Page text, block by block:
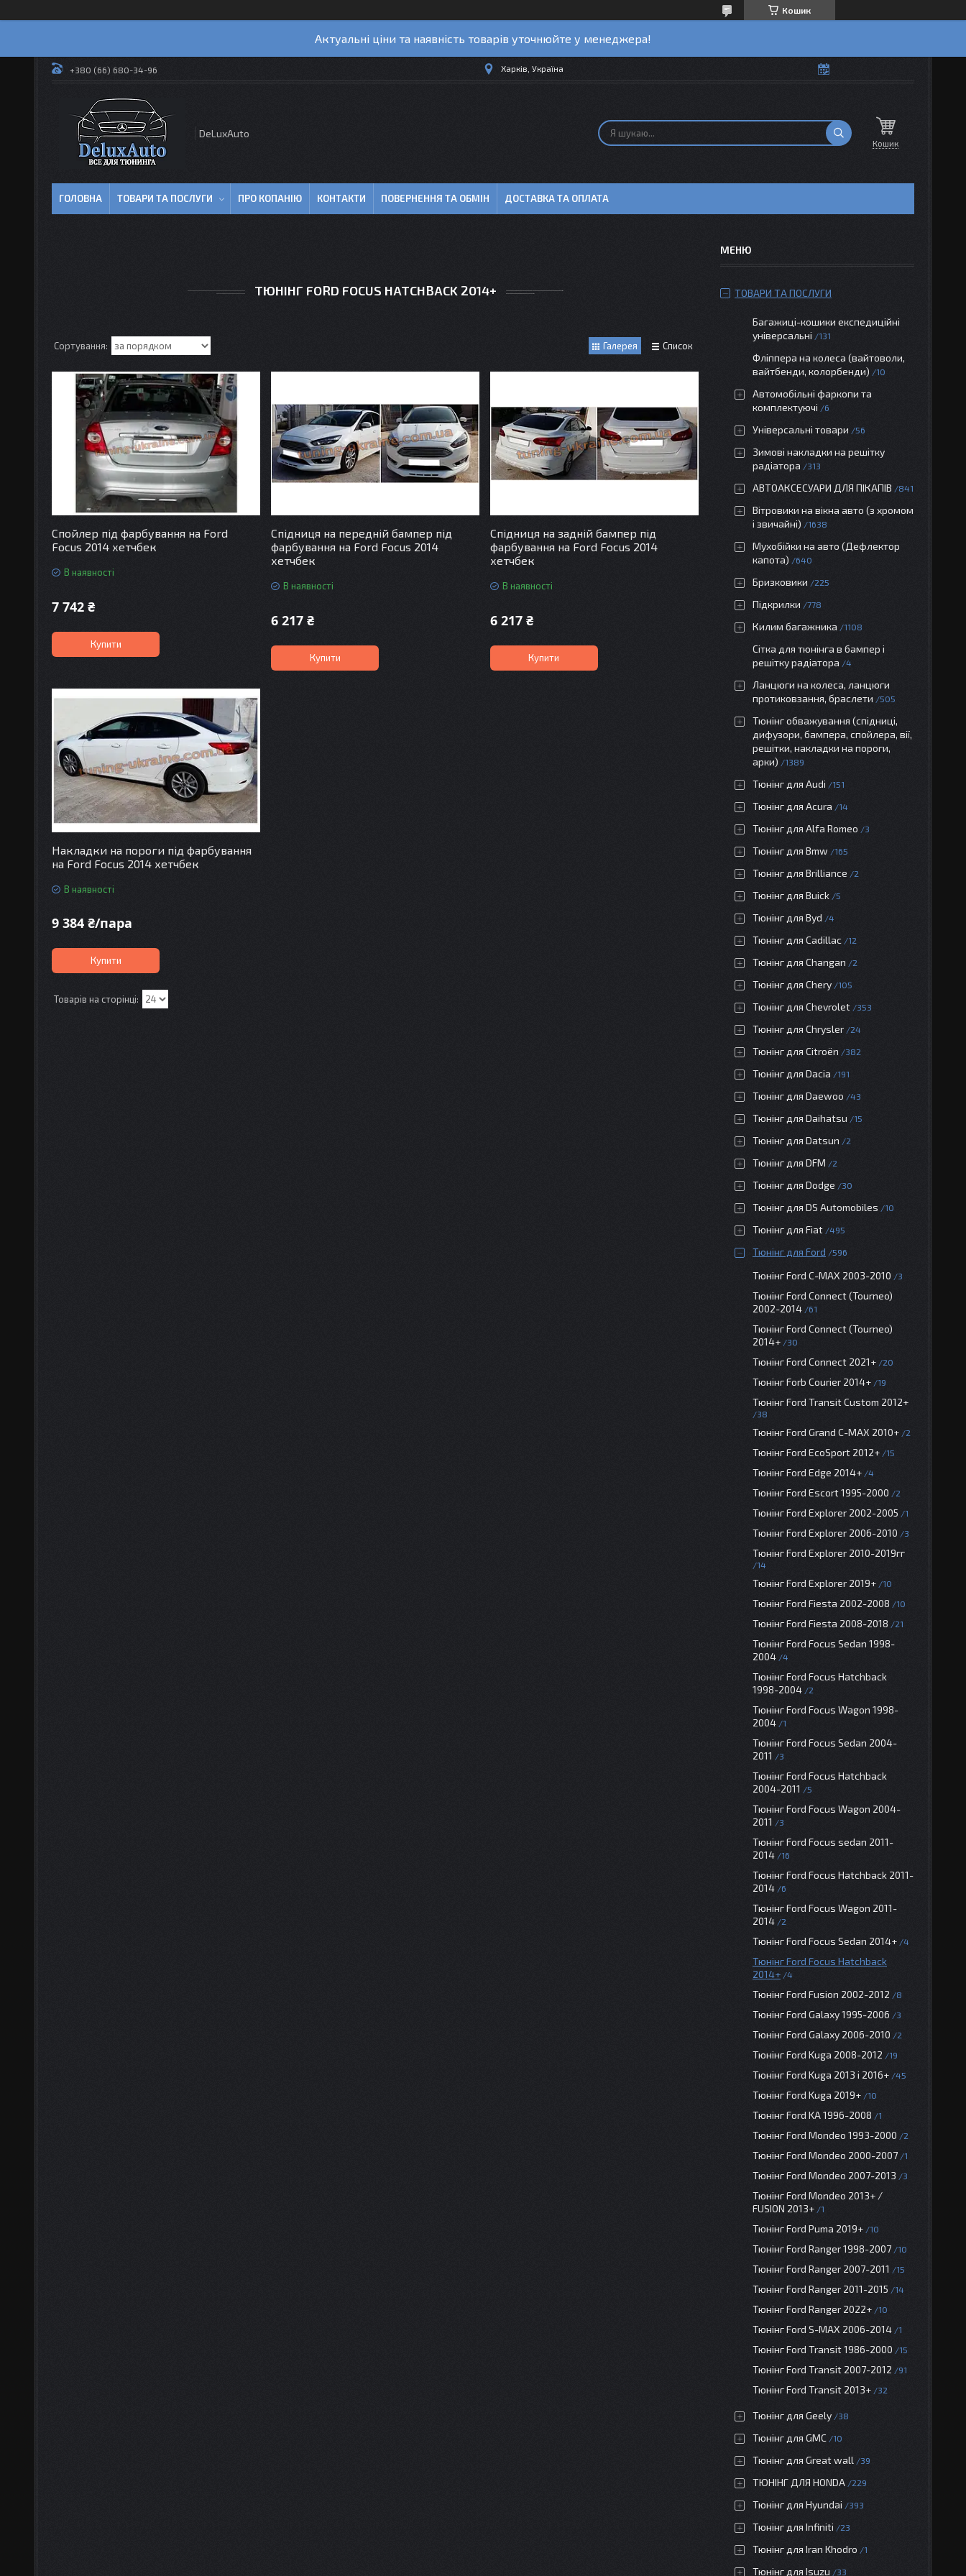
Кошик
Актуальні ціни та наявність товарів уточнюйте у менеджера!
+380 (66) 680-34-96 Харків, Україна
DeLuxAuto
Кошик
ГОЛОВНА ТОВАРИ ТА ПОСЛУГИ ПРО КОПАНІЮ КОНТАКТИ ПОВЕРНЕННЯ ТА ОБМІН ДОСТАВКА ТА ОПЛАТА
ТЮНІНГ FORD FOCUS HATCHBACK 2014+
Галерея Список
Спойлер під фарбування на Ford
Focus 2014 хетчбек
В наявності
7 742 ₴
Купити
Спідниця на передній бампер під
фарбування на Ford Focus 2014
хетчбек
В наявності
6 217 ₴
Купити
Спідниця на задній бампер під
фарбування на Ford Focus 2014
хетчбек
В наявності
6 217 ₴
Купити
Накладки на пороги під фарбування
на Ford Focus 2014 хетчбек
В наявності
9 384 ₴/пара
Купити
ТОВАРИ ТА ПОСЛУГИ
Багажиці-кошики експедиційні
універсальні
131
Фліппера на колеса (вайтоволи,
вайтбенди, колорбенди)
10
Автомобільні фаркопи та
комплектуючі
6
Універсальні товари 56
Зимові накладки на решітку
радіатора
313
АВТОАКСЕСУАРИ ДЛЯ ПІКАПІВ 841
Вітровики на вікна авто (з хромом
і звичайні)
1638
Мухобійки на авто (Дефлектор
капота)
640
Бризковики 225
Підкрилки 778
Килим багажника 1108
Сітка для тюнінга в бампер і
решітку радіатора
4
Ланцюги на колеса, ланцюги
протиковзання, браслети
505
Тюнінг обважування (спідниці,
дифузори, бампера, спойлера, вії,
решітки, накладки на пороги,
арки)
1389
Тюнінг для Audi 151
Тюнінг для Acura 14
Тюнінг для Alfa Romeo 3
Тюнінг для Bmw 165
Тюнінг для Brilliance 2
Тюнінг для Buick 5
Тюнінг для Byd 4
Тюнінг для Cadillac 12
Тюнінг для Changan 2
Тюнінг для Chery 105
Тюнінг для Chevrolet 353
Тюнінг для Chrysler 24
Тюнінг для Citroën 382
Тюнінг для Dacia 191
Тюнінг для Daewoo 43
Тюнінг для Daihatsu 15
Тюнінг для Datsun 2
Тюнінг для DFM 2
Тюнінг для Dodge 30
Тюнінг для DS Automobiles 10
Тюнінг для Fiat 495
Тюнінг для Ford 596
Тюнінг Ford C-MAX 2003-2010 3
Тюнінг Ford Connect (Tourneo)
2002-2014
61
Тюнінг Ford Connect (Tourneo)
2014+
30
Тюнінг Ford Connect 2021+ 20
Тюнінг Forb Courier 2014+ 19
Тюнінг Ford Transit Custom 2012+
38
Тюнінг Ford Grand C-MAX 2010+ 2
Тюнінг Ford EcoSport 2012+ 15
Тюнінг Ford Edge 2014+ 4
Тюнінг Ford Escort 1995-2000 2
Тюнінг Ford Explorer 2002-2005 1
Тюнінг Ford Explorer 2006-2010 3
Тюнінг Ford Explorer 2010-2019гг
14
Тюнінг Ford Explorer 2019+ 10
Тюнінг Ford Fiesta 2002-2008 10
Тюнінг Ford Fiesta 2008-2018 21
Тюнінг Ford Focus Sedan 1998-
2004
4
Тюнінг Ford Focus Hatchback
1998-2004
2
Тюнінг Ford Focus Wagon 1998-
2004
1
Тюнінг Ford Focus Sedan 2004-
2011
3
Тюнінг Ford Focus Hatchback
2004-2011
5
Тюнінг Ford Focus Wagon 2004-
2011
3
Тюнінг Ford Focus sedan 2011-
2014
16
Тюнінг Ford Focus Hatchback 2011-
2014
6
Тюнінг Ford Focus Wagon 2011-
2014
2
Тюнінг Ford Focus Sedan 2014+ 4
Тюнінг Ford Focus Hatchback
2014+
4
Тюнінг Ford Fusion 2002-2012 8
Тюнінг Ford Galaxy 1995-2006 3
Тюнінг Ford Galaxy 2006-2010 2
Тюнінг Ford Kuga 2008-2012 19
Тюнінг Ford Kuga 2013 і 2016+ 45
Тюнінг Ford Kuga 2019+ 10
Тюнінг Ford KA 1996-2008 1
Тюнінг Ford Mondeo 1993-2000 2
Тюнінг Ford Mondeo 2000-2007 1
Тюнінг Ford Mondeo 2007-2013 3
Тюнінг Ford Mondeo 2013+ /
FUSION 2013+
1
Тюнінг Ford Puma 2019+ 10
Тюнінг Ford Ranger 1998-2007 10
Тюнінг Ford Ranger 2007-2011 15
Тюнінг Ford Ranger 2011-2015 14
Тюнінг Ford Ranger 2022+ 10
Тюнінг Ford S-MAX 2006-2014 1
Тюнінг Ford Transit 1986-2000 15
Тюнінг Ford Transit 2007-2012 91
Тюнінг Ford Transit 2013+ 32
Тюнінг для Geely 38
Тюнінг для GMC 10
Тюнінг для Great wall 39
ТЮНІНГ ДЛЯ HONDA 229
Тюнінг для Hyundai 393
Тюнінг для Infiniti 23
Тюнінг для Iran Khodro 1
Тюнінг для Isuzu 33